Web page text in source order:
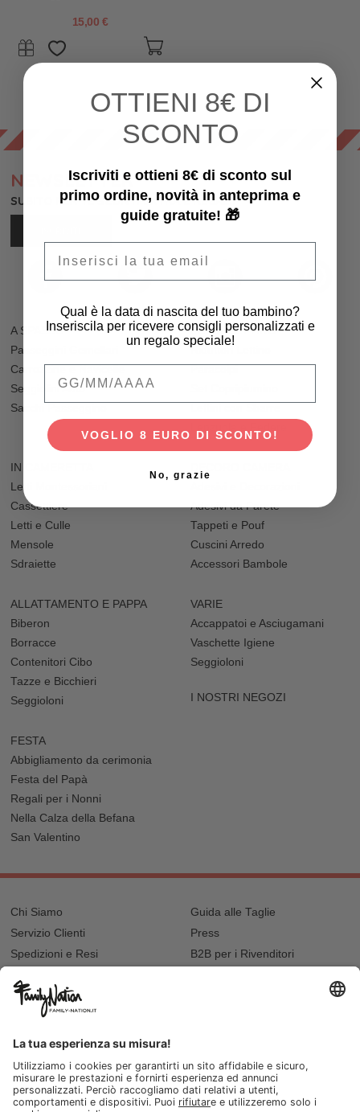
15,00 €
NEWSLETTER
SUBITO PER TE SCONTI EXTRA E REGALI!
A SPASSO
Passeggini Gemellari
Carrozzine e Navicelle
Seggiolini Auto
Sacchi Passeggino
PER IL LETTINO
Riduttori Lettino
Paracolpi
IN CAMERETTA
Letti Montessoriani
Cassettiere
Letti e Culle
Mensole
Sdraiette
Adesivi da Parete
Tappeti e Pouf
Cuscini Arredo
Accessori Bambole
ALLATTAMENTO E PAPPA
Biberon
Borracce
Contenitori Cibo
Tazze e Bicchieri
Seggioloni
VARIE
Accappatoi e Asciugamani
Vaschette Igiene
Seggioloni
I NOSTRI NEGOZI
FESTA
Abbigliamento da cerimonia
Festa del Papà
Regali per i Nonni
Nella Calza della Befana
San Valentino
Chi Siamo
Servizio Clienti
Spedizioni e Resi
Recupero password?
Lista regalo e nascita
Guida alle Taglie
Press
B2B per i Rivenditori
OTTIENI 8€ DI
SCONTO
Iscriviti e ottieni 8€ di sconto sul
primo ordine, novità in anteprima e
guide gratuite! 🎁
Qual è la data di nascita del tuo bambino?
Inseriscila per ricevere consigli personalizzati e
un regalo speciale!
VOGLIO 8 EURO DI SCONTO!
No, grazie